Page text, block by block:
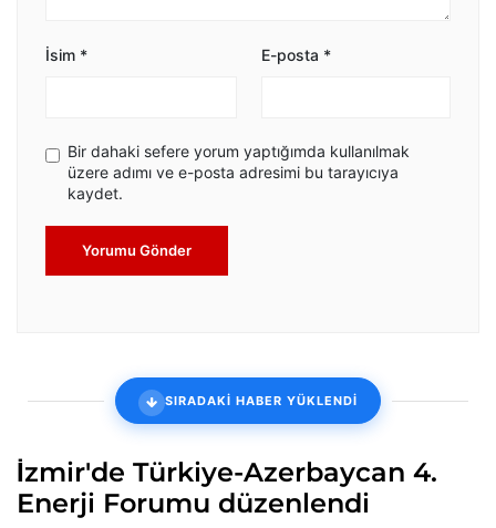
İsim * E-posta *
Bir dahaki sefere yorum yaptığımda kullanılmak
üzere adımı ve e-posta adresimi bu tarayıcıya
kaydet.
Yorumu Gönder
SIRADAKİ HABER YÜKLENDİ
İzmir'de Türkiye-Azerbaycan 4.
Enerji Forumu düzenlendi